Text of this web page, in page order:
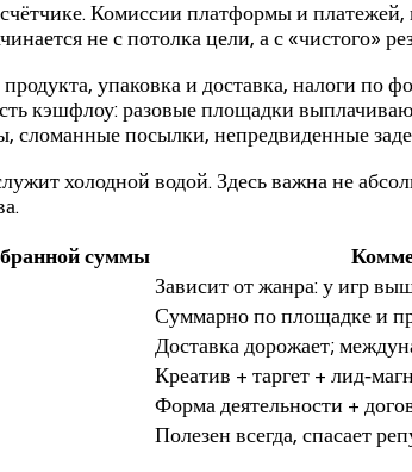
Комиссии платформы и платежей,
не с потолка цели, а с «чистого»
упаковка и доставка, налоги
кэшфлоу: разовые площадки
сломанные посылки, непредвиденные
холодной водой. Здесь важна не
суммы
Зависит от жанра: у игр
Суммарно по площадке и
Доставка дорожает;
Креатив + таргет +
Форма деятельности +
Полезен всегда, спасает